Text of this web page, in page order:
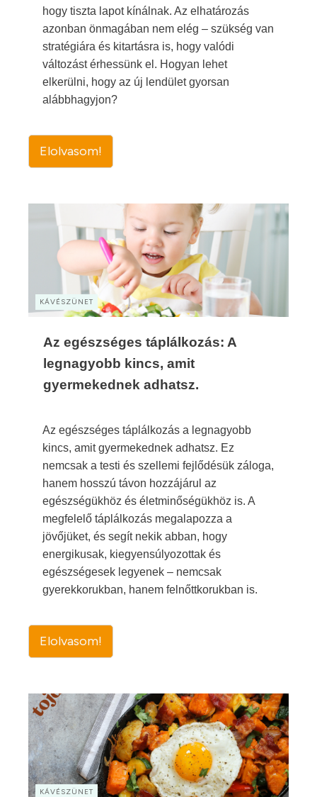
hogy tiszta lapot kínálnak. Az elhatározás
azonban önmagában nem elég – szükség van
stratégiára és kitartásra is, hogy valódi
változást érhessünk el. Hogyan lehet
elkerülni, hogy az új lendület gyorsan
alábbhagyjon?
Elolvasom!
KÁVÉSZÜNET
Az egészséges táplálkozás: A
legnagyobb kincs, amit
gyermekednek adhatsz.
Az egészséges táplálkozás a legnagyobb
kincs, amit gyermekednek adhatsz. Ez
nemcsak a testi és szellemi fejlődésük záloga,
hanem hosszú távon hozzájárul az
egészségükhöz és életminőségükhöz is. A
megfelelő táplálkozás megalapozza a
jövőjüket, és segít nekik abban, hogy
energikusak, kiegyensúlyozottak és
egészségesek legyenek – nemcsak
gyerekkorukban, hanem felnőttkorukban is.
Elolvasom!
KÁVÉSZÜNET